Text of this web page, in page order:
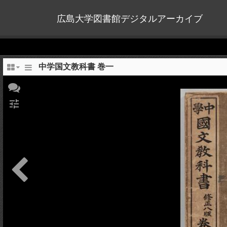
広島大学図書館デジタルアーカイブ
中学国文教科書 巻一
tune